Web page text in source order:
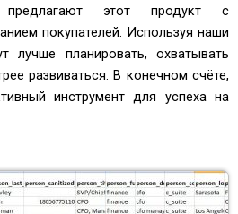
этот продукт с
покупателей. Используя наши
лучше планировать, охватывать
развиваться. В конечном счёте,
инструмент для успеха на